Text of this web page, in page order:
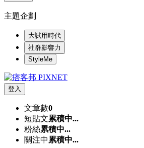
主題企劃
大試用時代
社群影響力
StyleMe
登入
文章數0
短貼文累積中...
粉絲累積中...
關注中 累積中...